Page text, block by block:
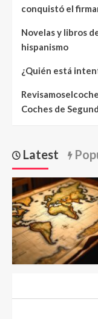
conquistó el
Novelas y libros
hispanismo
¿Quién está
Coches de
Latest